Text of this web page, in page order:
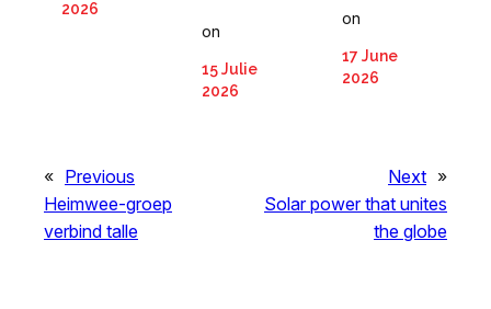
2026
on
15 Julie
2026
on
17 June
2026
« Previous
Heimwee-groep
verbind talle
Next »
Solar power that unites
the globe